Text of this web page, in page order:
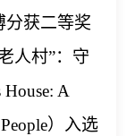
分获二等奖
人村”：守
House: A
）入选